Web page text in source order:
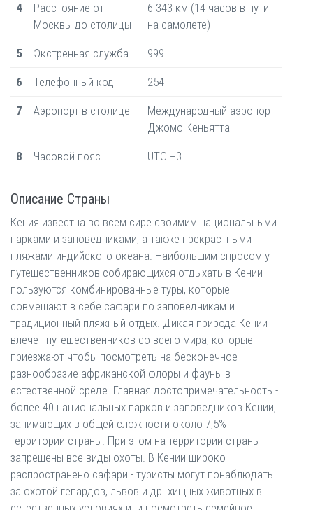
4
Расстояние от
Москвы до столицы
6 343 км (14 часов в пути
на самолете)
5 Экстренная служба 999
6 Телефонный код 254
7 Аэропорт в столице
Международный аэропорт
Джомо Кеньятта
8 Часовой пояс UTC +3
Описание Страны
Кения известна во всем сире своимим национальными
парками и заповедниками, а также прекрастными
пляжами индийского океана. Наибольшим спросом у
путешественников собирающихся отдыхать в Кении
пользуются комбинированные туры, которые
совмещают в себе сафари по заповедникам и
традиционный пляжный отдых. Дикая природа Кении
влечет путешественников со всего мира, которые
приезжают чтобы посмотреть на бесконечное
разнообразие африканской флоры и фауны в
естественной среде. Главная достопримечательность -
более 40 национальных парков и заповедников Кении,
занимающих в общей сложности около 7,5%
территории страны. При этом на территории страны
запрещены все виды охоты. В Кении широко
распространено сафари - туристы могут понаблюдать
за охотой гепардов, львов и др. хищных животных в